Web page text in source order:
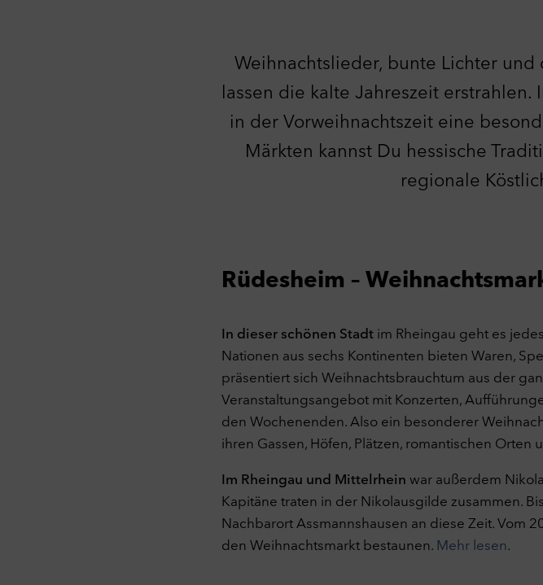
Weihnachtslieder, bunte Lichter
lassen die kalte Jahreszeit erstrahlen.
in der Vorweihnachtszeit eine
Märkten kannst Du hessische
regionale
Rüdesheim –
In dieser schönen Stadt im Rheingau geht es
Nationen aus sechs Kontinenten bieten Waren,
präsentiert sich Weihnachtsbrauchtum aus der
Veranstaltungsangebot mit Konzerten,
den Wochenenden. Also ein besonderer
ihren Gassen, Höfen, Plätzen, romantischen Orten
Im Rheingau und Mittelrhein war außerdem
Kapitäne traten in der Nikolausgilde zusammen.
Nachbarort Assmannshausen an diese Zeit. Vom
den Weihnachtsmarkt bestaunen. Mehr lesen.